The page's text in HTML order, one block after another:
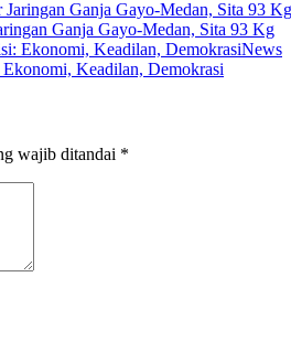
Ganja Gayo-Medan, Sita 93 Kg
News
Keadilan, Demokrasi
wajib ditandai *